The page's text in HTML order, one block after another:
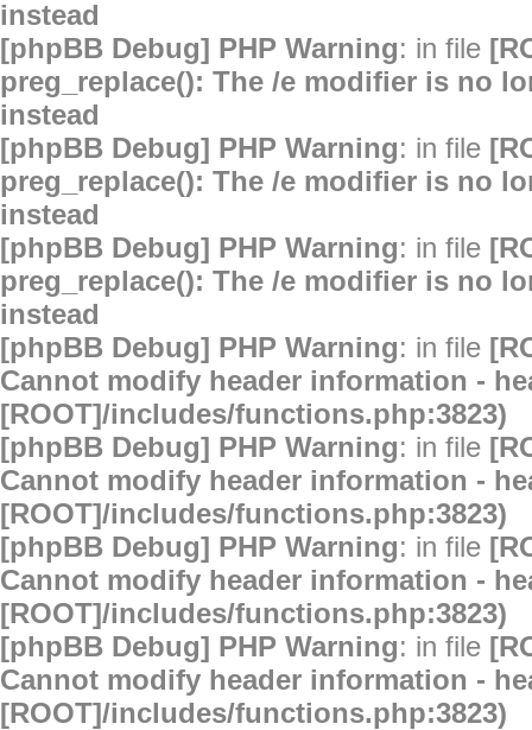
instead
[phpBB Debug] PHP Warning: in file
preg_replace(): The /e modifier is no
instead
[phpBB Debug] PHP Warning: in file
preg_replace(): The /e modifier is no
instead
[phpBB Debug] PHP Warning: in file
preg_replace(): The /e modifier is no
instead
[phpBB Debug] PHP Warning: in file
Cannot modify header information -
[ROOT]/includes/functions.php:3823)
[phpBB Debug] PHP Warning: in file
Cannot modify header information -
[ROOT]/includes/functions.php:3823)
[phpBB Debug] PHP Warning: in file
Cannot modify header information -
[ROOT]/includes/functions.php:3823)
[phpBB Debug] PHP Warning: in file
Cannot modify header information -
[ROOT]/includes/functions.php:3823)